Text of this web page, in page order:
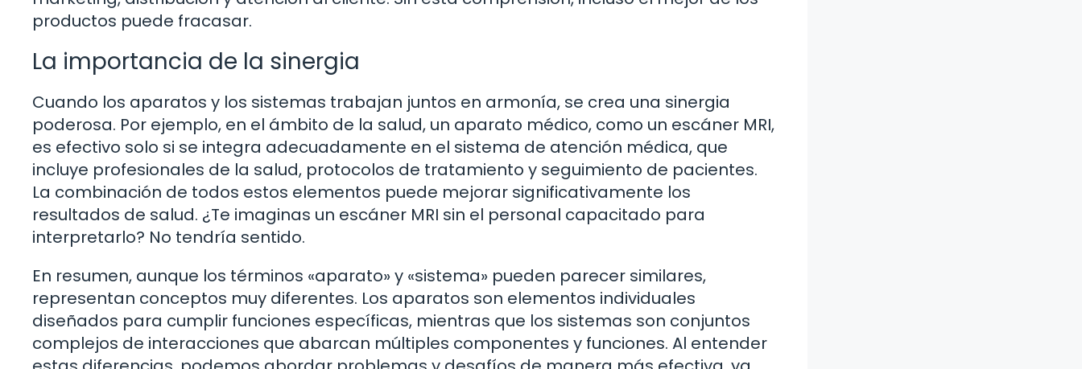
productos puede fracasar.
La importancia de la sinergia
Cuando los aparatos y los sistemas trabajan juntos en armonía, se crea una sinergia
poderosa. Por ejemplo, en el ámbito de la salud, un aparato médico, como un escáner MRI,
es efectivo solo si se integra adecuadamente en el sistema de atención médica, que
incluye profesionales de la salud, protocolos de tratamiento y seguimiento de pacientes.
La combinación de todos estos elementos puede mejorar significativamente los
resultados de salud. ¿Te imaginas un escáner MRI sin el personal capacitado para
interpretarlo? No tendría sentido.
En resumen, aunque los términos «aparato» y «sistema» pueden parecer similares,
representan conceptos muy diferentes. Los aparatos son elementos individuales
diseñados para cumplir funciones específicas, mientras que los sistemas son conjuntos
complejos de interacciones que abarcan múltiples componentes y funciones. Al entender